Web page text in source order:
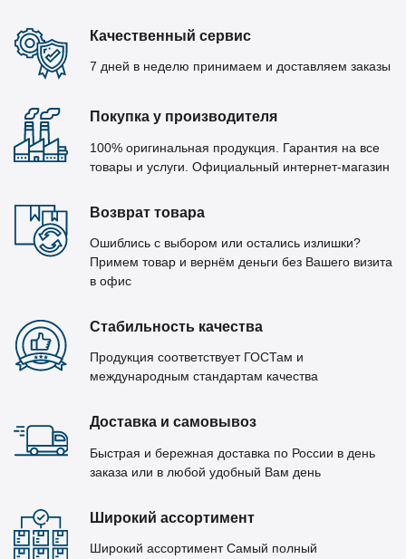
Качественный сервис
7 дней в неделю принимаем и доставляем заказы
Покупка у производителя
100% оригинальная продукция. Гарантия на все
товары и услуги. Официальный интернет-магазин
Возврат товара
Ошиблись с выбором или остались излишки?
Примем товар и вернём деньги без Вашего визита
в офис
Стабильность качества
Продукция соответствует ГОСТам и
международным стандартам качества
Доставка и самовывоз
Быстрая и бережная доставка по России в день
заказа или в любой удобный Вам день
Широкий ассортимент
Широкий ассортимент Самый полный